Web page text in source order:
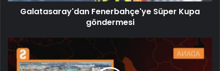
Galatasaray'dan Fenerbahçe'ye Süper Kupa
göndermesi